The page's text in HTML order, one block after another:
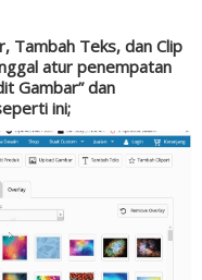
Tambah Teks, dan Clip
atur penempatan
Gambar” dan
ini;